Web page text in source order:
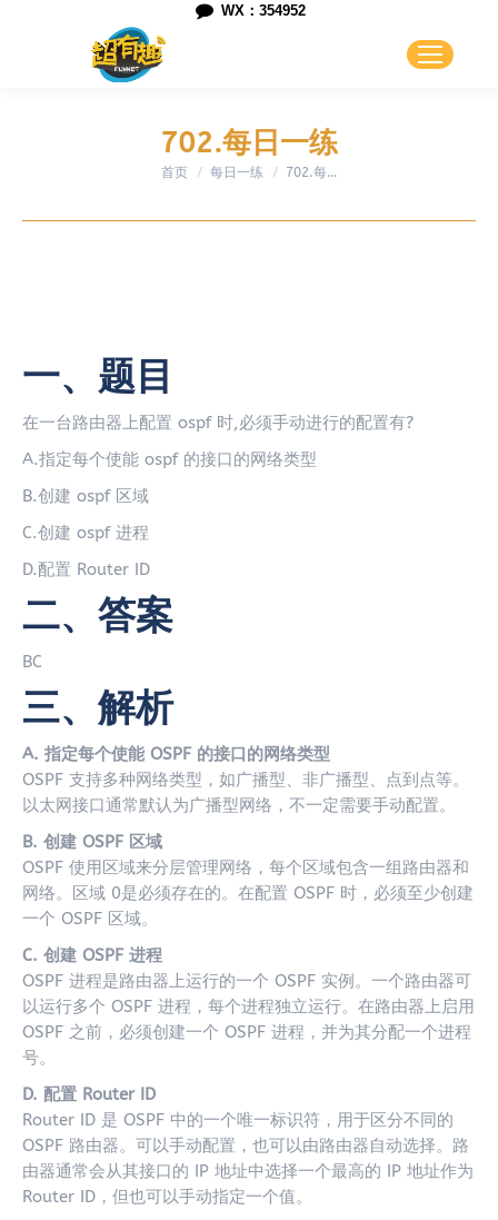
WX：354952
702.每日一练
您在这里：
首页 每日一练 702.每…
一、题目
在一台路由器上配置 ospf 时,必须手动进行的配置有?
A.指定每个使能 ospf 的接口的网络类型
B.创建 ospf 区域
C.创建 ospf 进程
D.配置 Router ID
二、答案
BC
三、解析
A. 指定每个使能 OSPF 的接口的网络类型
OSPF 支持多种网络类型，如广播型、非广播型、点到点等。
以太网接口通常默认为广播型网络，不一定需要手动配置。
B. 创建 OSPF 区域
OSPF 使用区域来分层管理网络，每个区域包含一组路由器和
网络。区域 0是必须存在的。在配置 OSPF 时，必须至少创建
一个 OSPF 区域。
C. 创建 OSPF 进程
OSPF 进程是路由器上运行的一个 OSPF 实例。一个路由器可
以运行多个 OSPF 进程，每个进程独立运行。在路由器上启用
OSPF 之前，必须创建一个 OSPF 进程，并为其分配一个进程
号。
D. 配置 Router ID
Router ID 是 OSPF 中的一个唯一标识符，用于区分不同的
OSPF 路由器。可以手动配置，也可以由路由器自动选择。路
由器通常会从其接口的 IP 地址中选择一个最高的 IP 地址作为
Router ID，但也可以手动指定一个值。